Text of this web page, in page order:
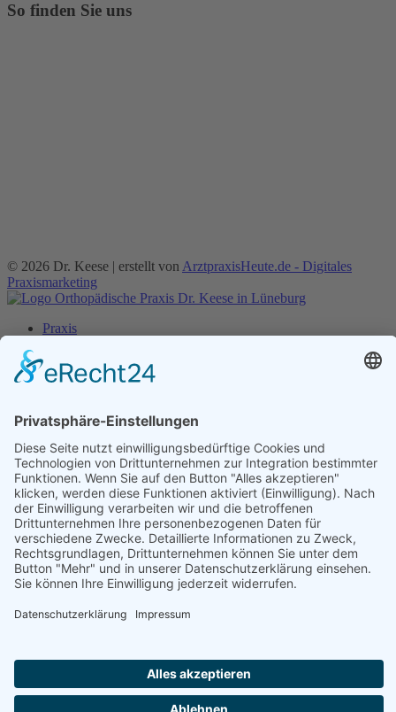
So finden Sie uns
© 2026 Dr. Keese | erstellt von ArztpraxisHeute.de - Digitales
Praxismarketing
Praxis
Praxisteam
Bildergalerie Praxis
Osteopathie
Atlastherapie
Akupunktur
Arthrosetherapie
Stoßwellentherapie
Kinesiologisches Taping
Kochendichtemessung
Kontakt
Termin
Impressum
Datenschutz
Orthopädische Praxis Dr. Keese
Facharzt für Orthopädie Osteologe DVO